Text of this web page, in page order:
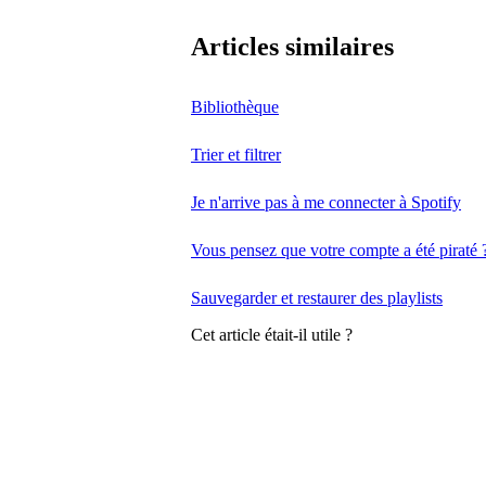
Articles similaires
Bibliothèque
Trier et filtrer
Je n'arrive pas à me connecter à Spotify
Vous pensez que votre compte a été piraté
Sauvegarder et restaurer des playlists
Cet article était-il utile ?